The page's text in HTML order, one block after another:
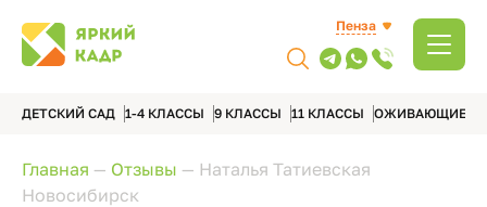
Пенза
ДЕТСКИЙ САД 1-4 КЛАССЫ 9 КЛАССЫ 11 КЛАССЫ ОЖИВАЮЩИЕ
Главная — Отзывы — Наталья Татиевская
Новосибирск